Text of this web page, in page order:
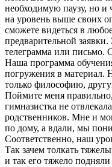
необходимую паузу, но и
на уровень выше своих
сможете видеться в
предварительной
телеграмма или письмо.
Наша программа
погружения в материал.
только философию,
Поймите меня
гимназистка не
родственников. Мне и
по дому, а вдали, мы
Соответственно, наш
Так зачем толкать
и так его тяжело